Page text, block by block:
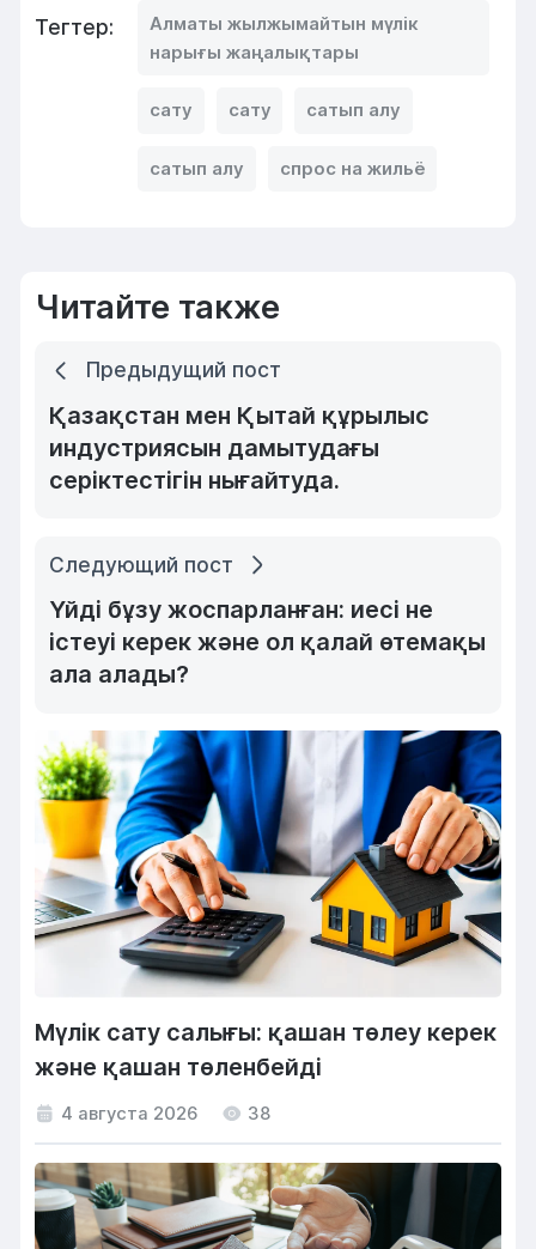
Тегтер:
Алматы жылжымайтын мүлік
нарығы жаңалықтары
сату сату сатып алу
сатып алу спрос на жильё
Читайте также
Предыдущий пост
Қазақстан мен Қытай құрылыс
индустриясын дамытудағы
серіктестігін нығайтуда.
Следующий пост
Үйді бұзу жоспарланған: иесі не
істеуі керек және ол қалай өтемақы
ала алады?
Мүлік сату салығы: қашан төлеу керек
және қашан төленбейді
4 августа 2026 38